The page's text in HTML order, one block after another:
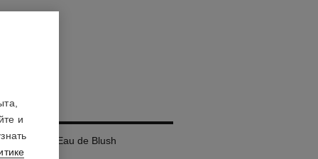
румяна Eau de Blush
и